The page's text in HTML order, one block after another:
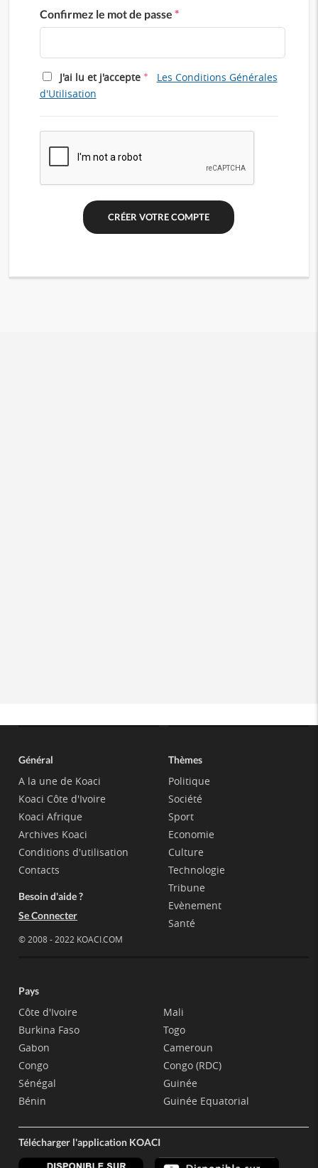
Confirmez le mot de passe *
J'ai lu et j'accepte *
Les Conditions Générales
d'Utilisation
Général
A la une de Koaci
Koaci Côte d'Ivoire
Koaci Afrique
Archives Koaci
Conditions d'utilisation
Contacts
Besoin d'aide ?
Se Connecter
© 2008 - 2022 KOACI.COM
Thèmes
Politique
Société
Sport
Economie
Culture
Technologie
Tribune
Evènement
Santé
Pays
Côte d'Ivoire
Burkina Faso
Gabon
Congo
Sénégal
Bénin
Mali
Togo
Cameroun
Congo (RDC)
Guinée
Guinée Equatorial
Télécharger l'application KOACI